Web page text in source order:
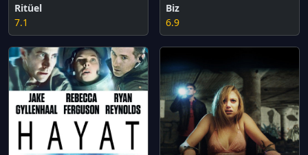
Ritüel
7.1
Biz
6.9